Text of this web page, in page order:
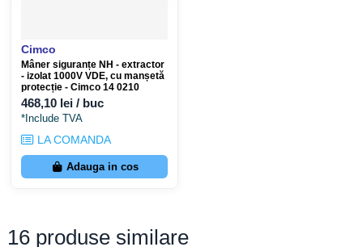
Cimco
Mâner siguranțe NH - extractor
- izolat 1000V VDE, cu manșetă
protecție - Cimco 14 0210
468,10 lei / buc
*Include TVA
LA COMANDA
Adauga in cos
16 produse similare